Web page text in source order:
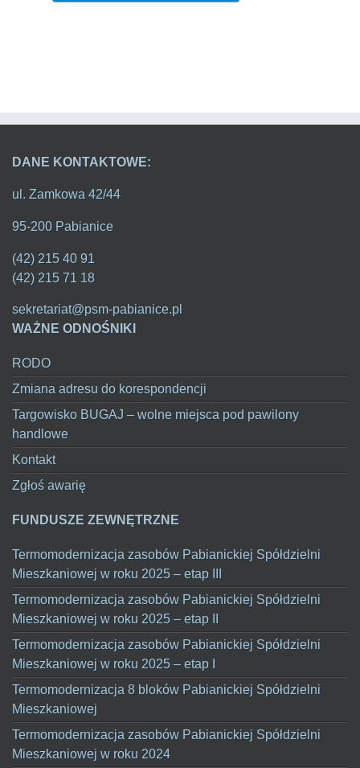
DANE KONTAKTOWE:
ul. Zamkowa 42/44
95-200 Pabianice
(42) 215 40 91
(42) 215 71 18
sekretariat@psm-pabianice.pl
WAŻNE ODNOŚNIKI
RODO
Zmiana adresu do korespondencji
Targowisko BUGAJ – wolne miejsca pod pawilony
handlowe
Kontakt
Zgłoś awarię
FUNDUSZE ZEWNĘTRZNE
Termomodernizacja zasobów Pabianickiej Spółdzielni
Mieszkaniowej w roku 2025 – etap III
Termomodernizacja zasobów Pabianickiej Spółdzielni
Mieszkaniowej w roku 2025 – etap II
Termomodernizacja zasobów Pabianickiej Spółdzielni
Mieszkaniowej w roku 2025 – etap I
Termomodernizacja 8 bloków Pabianickiej Spółdzielni
Mieszkaniowej
Termomodernizacja zasobów Pabianickiej Spółdzielni
Mieszkaniowej w roku 2024